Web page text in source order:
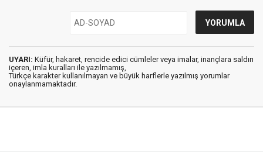
UYARI: Küfür, hakaret, rencide edici cümleler veya imalar, inançlara saldırı
içeren, imla kuralları ile yazılmamış,
Türkçe karakter kullanılmayan ve büyük harflerle yazılmış yorumlar
onaylanmamaktadır.